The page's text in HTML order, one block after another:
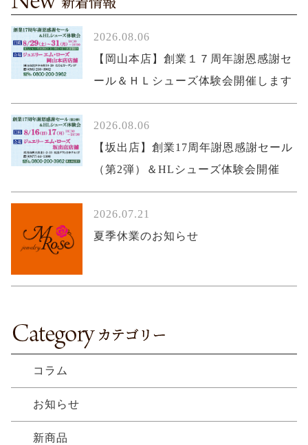
2026.08.06
【岡山本店】創業１７周年謝恩感謝セ
ール＆ＨＬシューズ体験会開催します
2026.08.06
【坂出店】創業17周年謝恩感謝セール
（第2弾）＆HLシューズ体験会開催
2026.07.21
夏季休業のお知らせ
コラム
お知らせ
新商品